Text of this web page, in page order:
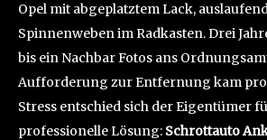
Opel mit abgeplatztem Lack,
Spinnenweben im Radkasten. Drei
bis ein Nachbar Fotos ans
Aufforderung zur Entfernung kam
Stress entschied sich der Eigentümer
professionelle Lösung: Schrottauto